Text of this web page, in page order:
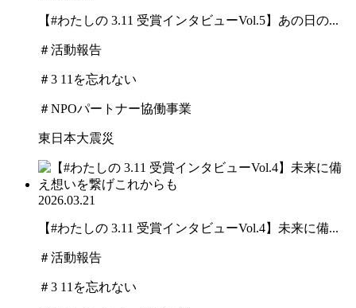
【#わたしの 3.11 受賞インタビューVol.5】あの日の...
＃活動報告
＃3 11を忘れない
＃NPOパートナー協働事業
東日本大震災
2026.03.21
【#わたしの 3.11 受賞インタビューVol.4】未来に備...
＃活動報告
＃3 11を忘れない